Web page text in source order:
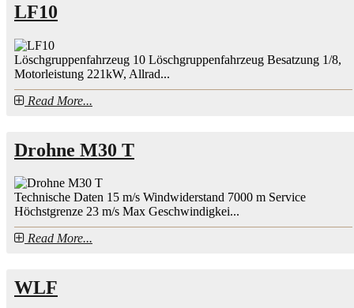
LF10
Löschgruppenfahrzeug 10 Löschgruppenfahrzeug Besatzung 1/8,
Motorleistung 221kW, Allrad...
Read More...
Drohne M30 T
Technische Daten 15 m/s Windwiderstand 7000 m Service
Höchstgrenze 23 m/s Max Geschwindigkei...
Read More...
WLF